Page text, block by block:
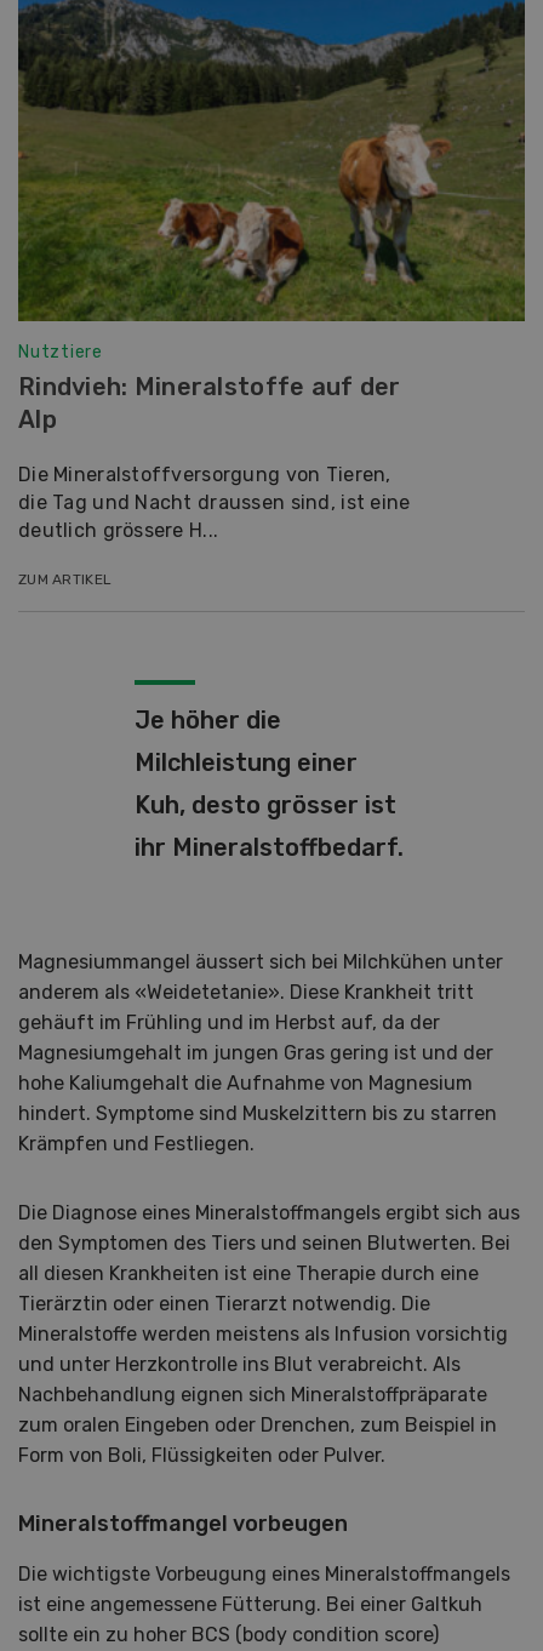
Nutztiere
Rindvieh: Mineralstoffe auf der
Alp
Die Mineralstoffversorgung von Tieren,
die Tag und Nacht draussen sind, ist eine
deutlich grössere H...
ZUM ARTIKEL
Je höher die
Milchleistung einer
Kuh, desto grösser ist
ihr Mineralstoffbedarf.
Magnesiummangel äussert sich bei Milchkühen unter
anderem als «Weidetetanie». Diese Krankheit tritt
gehäuft im Frühling und im Herbst auf, da der
Magnesiumgehalt im jungen Gras gering ist und der
hohe Kaliumgehalt die Aufnahme von Magnesium
hindert. Symptome sind Muskelzittern bis zu starren
Krämpfen und Festliegen.
Die Diagnose eines Mineralstoffmangels ergibt sich aus
den Symptomen des Tiers und seinen Blutwerten. Bei
all diesen Krankheiten ist eine Therapie durch eine
Tierärztin oder einen Tierarzt notwendig. Die
Mineralstoffe werden meistens als Infusion vorsichtig
und unter Herzkontrolle ins Blut verabreicht. Als
Nachbehandlung eignen sich Mineralstoffpräparate
zum oralen Eingeben oder Drenchen, zum Beispiel in
Form von Boli, Flüssigkeiten oder Pulver.
Mineralstoffmangel vorbeugen
Die wichtigste Vorbeugung eines Mineralstoffmangels
ist eine angemessene Fütterung. Bei einer Galtkuh
sollte ein zu hoher BCS (body condition score)